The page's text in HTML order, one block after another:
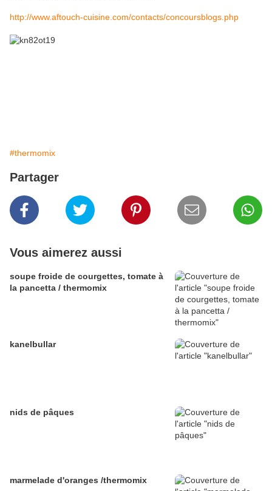
http://www.aftouch-cuisine.com/contacts/concoursblogs.php
#thermomix
Partager
Vous aimerez aussi
soupe froide de courgettes, tomate à
la pancetta / thermomix
kanelbullar
nids de pâques
marmelade d'oranges /thermomix